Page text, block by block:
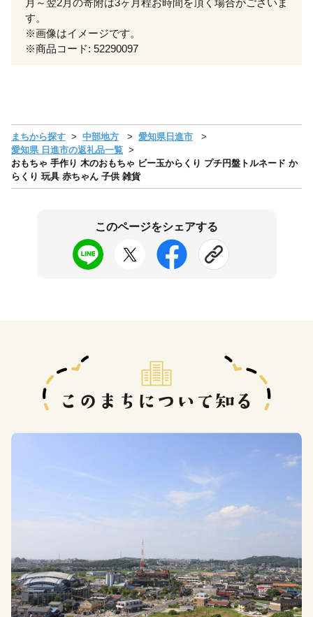
月～翌2月の寄附は3ヶ月程お時間を頂く場合がございま
す。
※画像はイメージです。
※商品コード: 52290097
まちから探す 中部地方
愛知県日進市
愛知県 日進市の返礼品一覧
おもちゃ 手作り 木のおもちゃ ビー玉からくり プチ円盤トルネード か
らくり 玩具 赤ちゃん 子供 雑貨
このページをシェアする